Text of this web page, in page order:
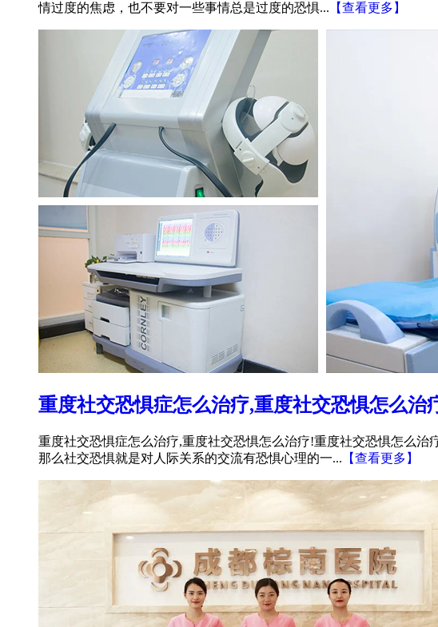
情过度的焦虑，也不要对一些事情总是过度的恐惧... 【查看更多】
重度社交恐惧症怎么治疗,重度社交恐惧怎么治
重度社交恐惧症怎么治疗,重度社交恐惧怎么治疗!重度社交恐惧怎么
那么社交恐惧就是对人际关系的交流有恐惧心理的一... 【查看更多】